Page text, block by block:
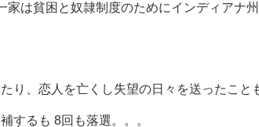
家は貧困と奴隷制度のためにインディアナ
り、恋人を亡くし失望の日々を送ったこと
するも 8回も落選。。。